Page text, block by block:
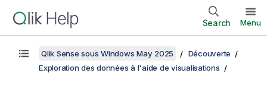
Search Menu
Qlik Sense sous Windows May 2025
Découverte
Exploration des données à l'aide de visualisations